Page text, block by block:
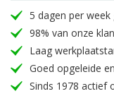
5 dagen per week
98% van onze
Laag
Goed opgeleide
Sinds 1978 actief